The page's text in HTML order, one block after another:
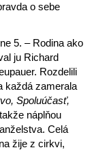
o sebe
5. – Rodina ako
ju Richard
Rozdelili
každá zamerala
Spoluúčasť,
náplňou
Celá
žije z cirkvi,